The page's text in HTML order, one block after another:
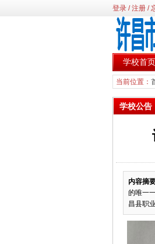
登录/注册/
学校首页
当前位置：
学校公告
内容摘
的唯一
昌县职